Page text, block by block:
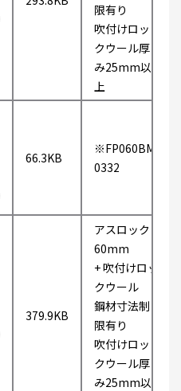
限有り
吹付けロッ
クウール厚
み25mm以
上
66.3KB
※FP060BM-
0332
379.9KB
アスロック
60mm
+ 吹付けロッ
クウール
鋼材寸法制
限有り
吹付けロッ
クウール厚
み25mm以